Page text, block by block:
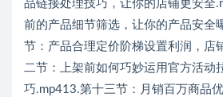
品链接处理技巧，让你的店铺更安全
前的产品细节筛选，让你的产品安全
节：产品合理定价阶梯设置利润，店
二节：上架前如何巧妙运用官方活动
巧.mp413.第十三节：月销百万商品